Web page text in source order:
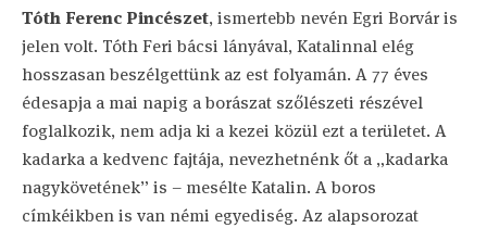
Tóth Ferenc Pincészet, ismertebb nevén Egri Borvár is
jelen volt. Tóth Feri bácsi lányával, Katalinnal elég
hosszasan beszélgettünk az est folyamán. A 77 éves
édesapja a mai napig a borászat szőlészeti részével
foglalkozik, nem adja ki a kezei közül ezt a területet. A
kadarka a kedvenc fajtája, nevezhetnénk őt a „kadarka
nagykövetének” is – mesélte Katalin. A boros
címkéikben is van némi egyediség. Az alapsorozat